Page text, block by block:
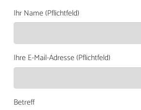
Ihr Name (Pflichtfeld)
Ihre E-Mail-Adresse (Pflichtfeld)
Betreff